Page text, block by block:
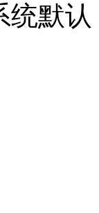
统默认